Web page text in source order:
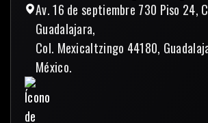
Av. 16 de septiembre 730 Piso 24,
Guadalajara,
Col. Mexicaltzingo 44180,
México.